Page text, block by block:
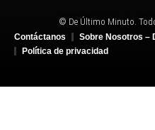
© De Último Minuto.
Contáctanos
Sobre Nosotros –
Política de privacidad